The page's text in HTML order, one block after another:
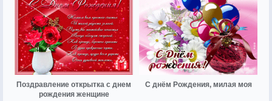
Поздравление открытка с днем
рождения женщине
С днём Рождения, милая моя